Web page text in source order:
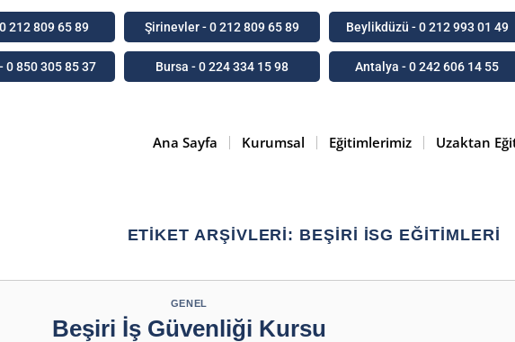
212 809 65 89 Şirinevler - 0 212 809 65 89 Beylikdüzü - 0 212 993 01 49
0 850 305 85 37 Bursa - 0 224 334 15 98 Antalya - 0 242 606 14 55
Ana Sayfa Kurumsal Eğitimlerimiz Uzaktan
ETIKET ARŞIVLERI: BEŞIRI ISG EĞITIMLERI
GENEL
Beşiri İş Güvenliği Kursu